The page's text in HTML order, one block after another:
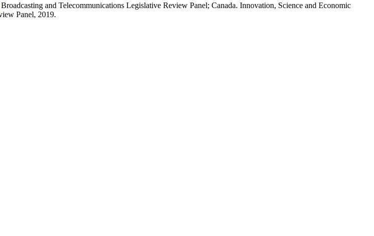
and Telecommunications Legislative Review Panel; Canada. Innovation, Science and Economic
Panel, 2019.